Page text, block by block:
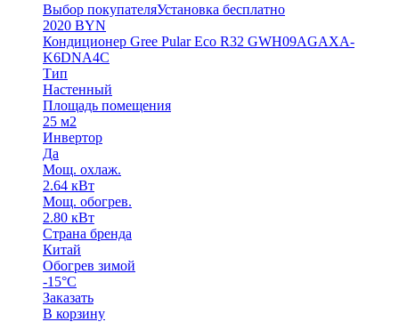
Выбор покупателяУстановка бесплатно
2020 BYN
Кондиционер Gree Pular Eco R32 GWH09AGAXA-
K6DNA4C
Тип
Настенный
Площадь помещения
25 м2
Инвертор
Да
Мощ. охлаж.
2.64 кВт
Мощ. обогрев.
2.80 кВт
Страна бренда
Китай
Обогрев зимой
-15°С
Заказать
В корзину